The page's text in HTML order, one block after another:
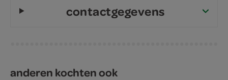
contactgegevens
anderen kochten ook